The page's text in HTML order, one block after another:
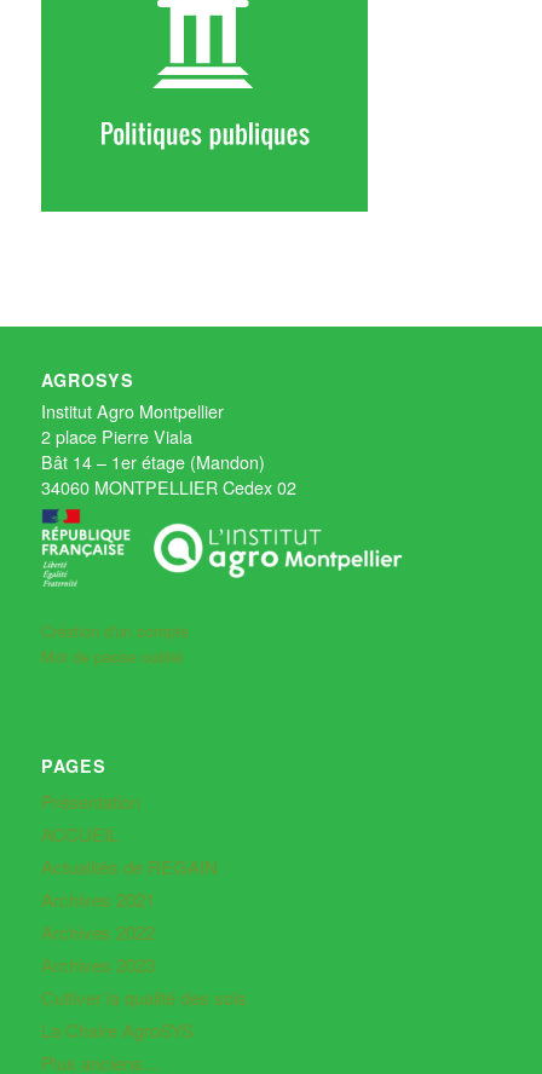
AGROSYS
Institut Agro Montpellier
2 place Pierre Viala
Bât 14 – 1er étage (Mandon)
34060 MONTPELLIER Cedex 02
Création d'un compte
Mot de passe oublié
PAGES
Présentation
ACCUEIL
Actualités de REGAIN
Archives 2021
Archives 2022
Archives 2023
Cultiver la qualité des sols
La Chaire AgroSYS
Plus anciens…